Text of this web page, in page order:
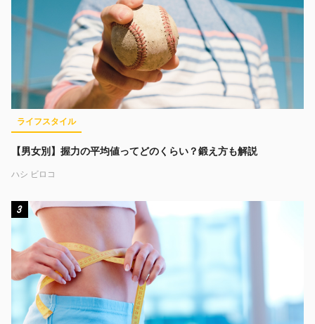
ライフスタイル
【男女別】握力の平均値ってどのくらい？鍛え方も解説
ハシ ビロコ
3